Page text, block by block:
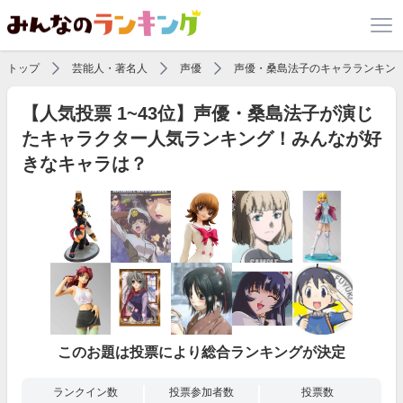
トップ 芸能人・著名人 声優 声優・桑島法子のキャラランキン
【人気投票 1~43位】声優・桑島法子が演じ
たキャラクター人気ランキング！みんなが好
きなキャラは？
このお題は投票により総合ランキングが決定
ランクイン数 投票参加者数 投票数